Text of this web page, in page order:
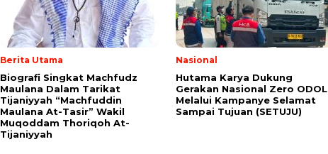
Berita Utama
Biografi Singkat Machfudz
Maulana Dalam Tarikat
Tijaniyyah “Machfuddin
Maulana At-Tasir” Wakil
Muqoddam Thoriqoh At-
Tijaniyyah
Nasional
Hutama Karya Dukung
Gerakan Nasional Zero ODOL
Melalui Kampanye Selamat
Sampai Tujuan (SETUJU)